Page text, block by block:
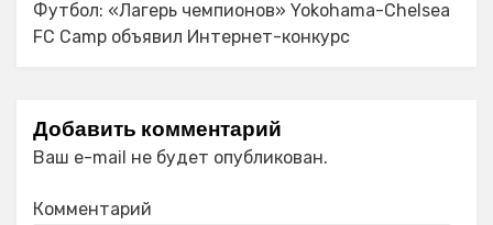
Футбол: «Лагерь чемпионов» Yokohama-Chelsea
FC Camp объявил Интернет-конкурс
Добавить комментарий
Ваш e-mail не будет опубликован.
Комментарий